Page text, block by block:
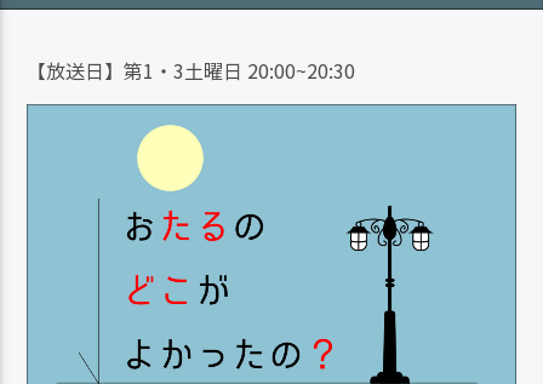
【放送日】第1・3土曜日 20:00~20:30